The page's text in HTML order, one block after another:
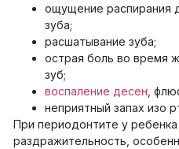
ощущение распирания
зуба;
расшатывание зуба;
острая боль во время
зуб;
воспаление десен ,
неприятный запах изо
При периодонтите у
раздражительность,